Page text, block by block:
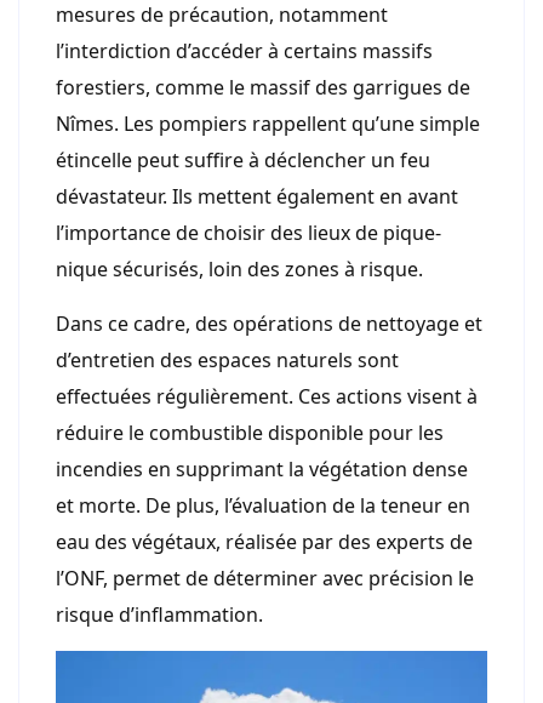
mesures de précaution, notamment
l’interdiction d’accéder à certains massifs
forestiers, comme le massif des garrigues de
Nîmes. Les pompiers rappellent qu’une simple
étincelle peut suffire à déclencher un feu
dévastateur. Ils mettent également en avant
l’importance de choisir des lieux de pique-
nique sécurisés, loin des zones à risque.
Dans ce cadre, des opérations de nettoyage et
d’entretien des espaces naturels sont
effectuées régulièrement. Ces actions visent à
réduire le combustible disponible pour les
incendies en supprimant la végétation dense
et morte. De plus, l’évaluation de la teneur en
eau des végétaux, réalisée par des experts de
l’ONF, permet de déterminer avec précision le
risque d’inflammation.